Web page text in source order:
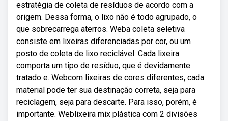
estratégia de coleta de resíduos de acordo com a
origem. Dessa forma, o lixo não é todo agrupado, o
que sobrecarrega aterros. Weba coleta seletiva
consiste em lixeiras diferenciadas por cor, ou um
posto de coleta de lixo reciclável. Cada lixeira
comporta um tipo de resíduo, que é devidamente
tratado e. Webcom lixeiras de cores diferentes, cada
material pode ter sua destinação correta, seja para
reciclagem, seja para descarte. Para isso, porém, é
importante. Weblixeira mix plástica com 2 divisões